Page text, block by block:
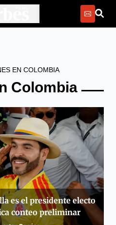
EN COLOMBIA
Colombia
es el presidente electo
conteo preliminar